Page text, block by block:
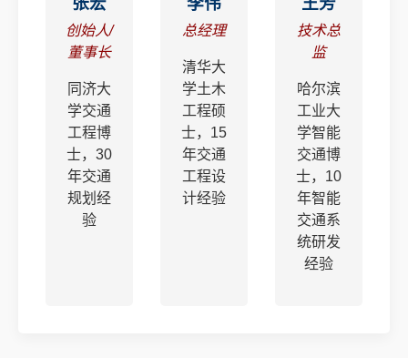
创始人/
董事长
同济大
学交通
工程博
士，30
年交通
规划经
验
总经理
清华大
学土木
工程硕
士，15
年交通
工程设
计经验
技术总
监
哈尔滨
工业大
学智能
交通博
士，10
年智能
交通系
统研发
经验